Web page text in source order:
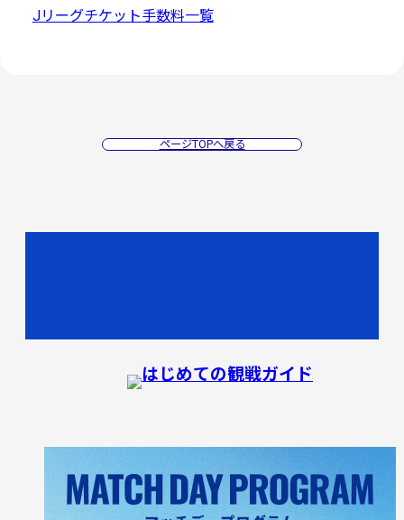
Jリーグチケット手数料一覧
ページTOPへ戻る